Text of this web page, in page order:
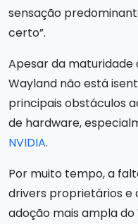
sensação
certo”.
Apesar da maturidade
Wayland não está
principais obstáculos
de hardware,
NVIDIA.
Por muito tempo, a
drivers proprietários e
adoção mais ampla do